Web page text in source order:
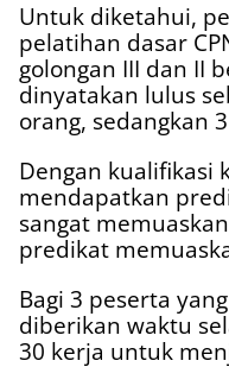
Untuk diketahui,
pelatihan dasar
golongan III dan II
dinyatakan lulus
orang, sedangkan
Dengan kualifikasi
mendapatkan
sangat
predikat
Bagi 3 peserta
diberikan waktu
30 kerja untuk